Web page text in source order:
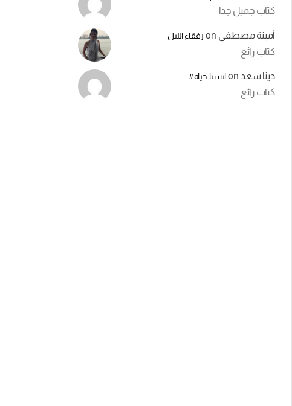
كتاب جميل جدا
أمينة مصطفى on رفقاء الليل
كتاب رائع
دينا سعد onانستا_حياة#
كتاب رائع